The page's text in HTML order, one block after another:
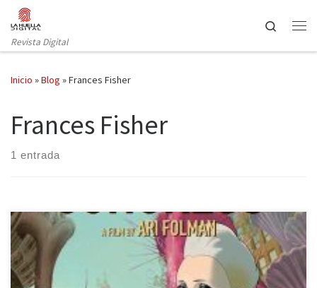
Saltar al contenido
Revista Digital
Search
Inicio »Blog »Frances Fisher
Frances Fisher
1 entrada
El próximo 16 de Mayo podremos disfrutar en la gran pantalla de
la última película del director israelí Ari Foldman, “The Congress”,